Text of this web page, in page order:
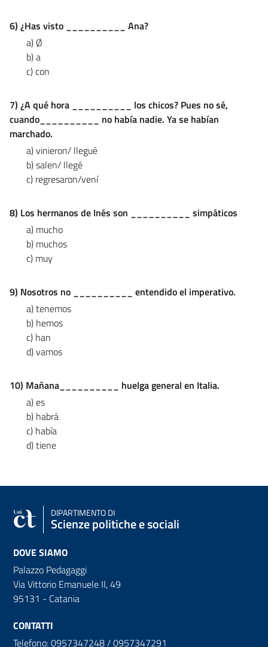
6) ¿Has visto __________ Ana?
a) Ø
b) a
c) con
7) ¿A qué hora __________ los chicos? Pues no sé,
cuando__________ no había nadie. Ya se habían
marchado.
a) vinieron/ llegué
b) salen/ llegé
c) regresaron/vení
8) Los hermanos de Inés son __________ simpáticos
a) mucho
b) muchos
c) muy
9) Nosotros no __________ entendido el imperativo.
a) tenemos
b) hemos
c) han
d) vamos
10) Mañana__________ huelga general en Italia.
a) es
b) habrá
c) había
d) tiene
DIPARTIMENTO DI
Scienze politiche e sociali
DOVE SIAMO
Palazzo Pedagaggi
Via Vittorio Emanuele II, 49
95131 - Catania
CONTATTI
Telefono: 0957347248 / 0957347291